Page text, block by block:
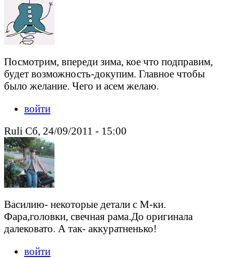
Посмотрим, впереди зима, кое что подправим,
будет возможность-докупим. Главное чтобы
было желание. Чего и асем желаю.
войти
Ruli Сб, 24/09/2011 - 15:00
Василию- некоторые детали с М-ки.
Фара,головки, свечная рама.До оригинала
далековато. А так- аккуратненько!
войти